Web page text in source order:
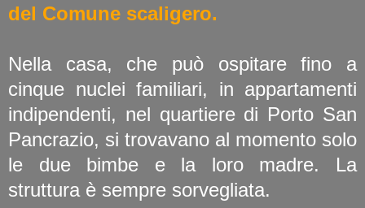
del Comune scaligero.
Nella casa, che può ospitare fino a
cinque nuclei familiari, in appartamenti
indipendenti, nel quartiere di Porto San
Pancrazio, si trovavano al momento solo
le due bimbe e la loro madre. La
struttura è sempre sorvegliata.